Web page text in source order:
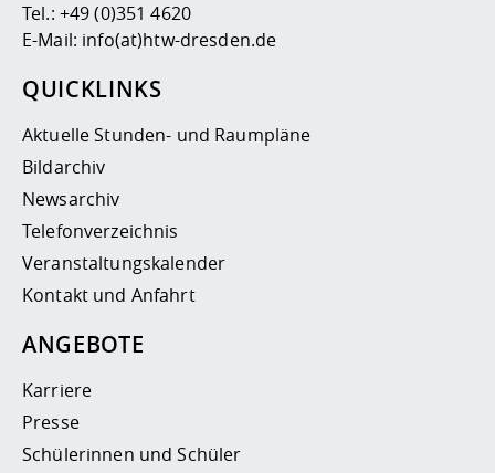
Tel.: +49 (0)351 4620
E-Mail: info(at)htw-dresden.de
QUICKLINKS
Aktuelle Stunden- und Raumpläne
Bildarchiv
Newsarchiv
Telefonverzeichnis
Veranstaltungskalender
Kontakt und Anfahrt
ANGEBOTE
Karriere
Presse
Schülerinnen und Schüler